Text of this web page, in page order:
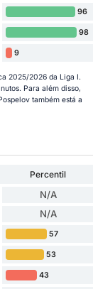
96
98
9
2025/2026 da Liga I.
Para além disso,
também está a
Percentil
N/A
N/A
57
53
43